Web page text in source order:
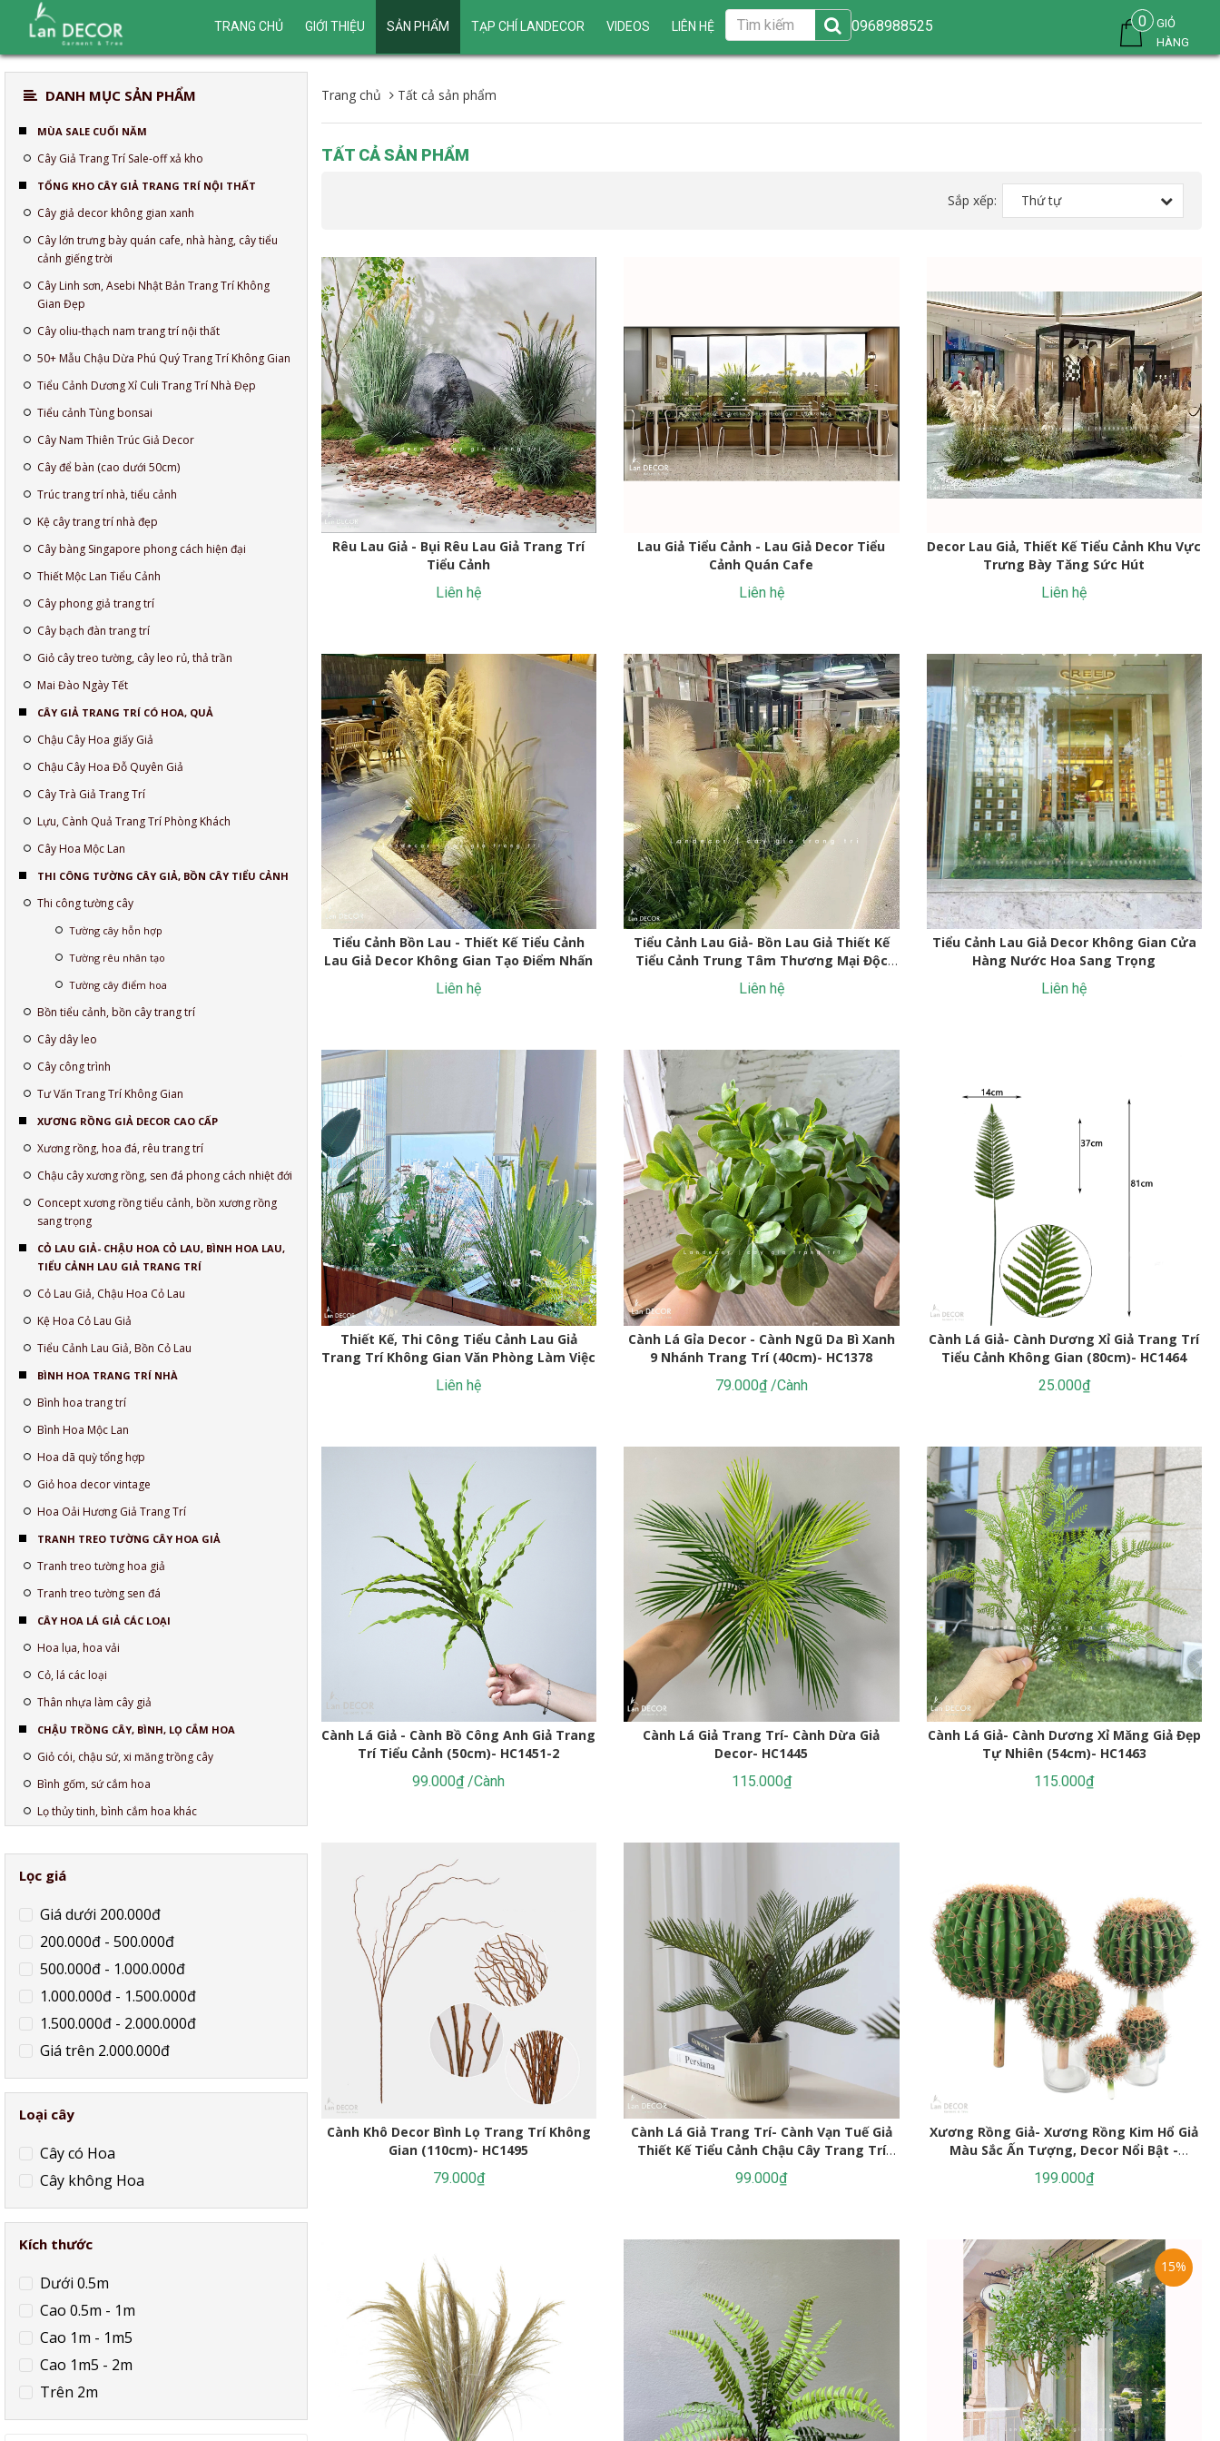
TRANG CHỦ GIỚI THIỆU SẢN PHẨM TẠP CHÍ LANDECOR VIDEOS LIÊN HỆ 0968988525 0
GIỎ
HÀNG
Trang chủ Tất cả sản phẩm
TẤT CẢ SẢN PHẨM
Sắp xếp: Thứ tự
Rêu Lau Giả - Bụi Rêu Lau Giả Trang Trí
Tiểu Cảnh
Liên hệ
Lau Giả Tiểu Cảnh - Lau Giả Decor Tiểu
Cảnh Quán Cafe
Liên hệ
Decor Lau Giả, Thiết Kế Tiểu Cảnh Khu Vực
Trưng Bày Tăng Sức Hút
Liên hệ
Tiểu Cảnh Bồn Lau - Thiết Kế Tiểu Cảnh
Lau Giả Decor Không Gian Tạo Điểm Nhấn
Liên hệ
Tiểu Cảnh Lau Giả- Bồn Lau Giả Thiết Kế
Tiểu Cảnh Trung Tâm Thương Mại Độc
Đáo
Liên hệ
Tiểu Cảnh Lau Giả Decor Không Gian Cửa
Hàng Nước Hoa Sang Trọng
Liên hệ
Thiết Kế, Thi Công Tiểu Cảnh Lau Giả
Trang Trí Không Gian Văn Phòng Làm Việc
Liên hệ
Cành Lá Gỉa Decor - Cành Ngũ Da Bì Xanh
9 Nhánh Trang Trí (40cm)- HC1378
79.000₫ /Cành
Cành Lá Giả- Cành Dương Xỉ Giả Trang Trí
Tiểu Cảnh Không Gian (80cm)- HC1464
25.000₫
Cành Lá Giả - Cành Bồ Công Anh Giả Trang
Trí Tiểu Cảnh (50cm)- HC1451-2
99.000₫ /Cành
Cành Lá Giả Trang Trí- Cành Dừa Giả
Decor- HC1445
115.000₫
Cành Lá Giả- Cành Dương Xỉ Măng Giả Đẹp
Tự Nhiên (54cm)- HC1463
115.000₫
Cành Khô Decor Bình Lọ Trang Trí Không
Gian (110cm)- HC1495
79.000₫
Cành Lá Giả Trang Trí- Cành Vạn Tuế Giả
Thiết Kế Tiểu Cảnh Chậu Cây Trang Trí
99.000₫
Xương Rồng Giả- Xương Rồng Kim Hổ Giả
Màu Sắc Ấn Tượng, Decor Nổi Bật -
199.000₫
15%
DANH MỤC SẢN PHẨM
MÙA SALE CUỐI NĂM
Cây Giả Trang Trí Sale-off xả kho
TỔNG KHO CÂY GIẢ TRANG TRÍ NỘI THẤT
Cây giả decor không gian xanh
Cây lớn trưng bày quán cafe, nhà hàng, cây tiểu
cảnh giếng trời
Cây Linh sơn, Asebi Nhật Bản Trang Trí Không
Gian Đẹp
Cây oliu-thạch nam trang trí nội thất
50+ Mẫu Chậu Dừa Phú Quý Trang Trí Không Gian
Tiểu Cảnh Dương Xỉ Culi Trang Trí Nhà Đẹp
Tiểu cảnh Tùng bonsai
Cây Nam Thiên Trúc Giả Decor
Cây để bàn (cao dưới 50cm)
Trúc trang trí nhà, tiểu cảnh
Kệ cây trang trí nhà đẹp
Cây bàng Singapore phong cách hiện đại
Thiết Mộc Lan Tiểu Cảnh
Cây phong giả trang trí
Cây bạch đàn trang trí
Giỏ cây treo tường, cây leo rủ, thả trần
Mai Đào Ngày Tết
CÂY GIẢ TRANG TRÍ CÓ HOA, QUẢ
Chậu Cây Hoa giấy Giả
Chậu Cây Hoa Đỗ Quyên Giả
Cây Trà Giả Trang Trí
Lựu, Cành Quả Trang Trí Phòng Khách
Cây Hoa Mộc Lan
THI CÔNG TƯỜNG CÂY GIẢ, BỒN CÂY TIỂU CẢNH
Thi công tường cây
Tường cây hỗn hợp
Tường rêu nhân tạo
Tường cây điểm hoa
Bồn tiểu cảnh, bồn cây trang trí
Cây dây leo
Cây công trình
Tư Vấn Trang Trí Không Gian
XƯƠNG RỒNG GIẢ DECOR CAO CẤP
Xương rồng, hoa đá, rêu trang trí
Chậu cây xương rồng, sen đá phong cách nhiệt đới
Concept xương rồng tiểu cảnh, bồn xương rồng
sang trọng
CỎ LAU GIẢ- CHẬU HOA CỎ LAU, BÌNH HOA LAU,
TIỂU CẢNH LAU GIẢ TRANG TRÍ
Cỏ Lau Giả, Chậu Hoa Cỏ Lau
Kệ Hoa Cỏ Lau Giả
Tiểu Cảnh Lau Giả, Bồn Cỏ Lau
BÌNH HOA TRANG TRÍ NHÀ
Bình hoa trang trí
Bình Hoa Mộc Lan
Hoa dã quỳ tổng hợp
Giỏ hoa decor vintage
Hoa Oải Hương Giả Trang Trí
TRANH TREO TƯỜNG CÂY HOA GIẢ
Tranh treo tường hoa giả
Tranh treo tường sen đá
CÂY HOA LÁ GIẢ CÁC LOẠI
Hoa lụa, hoa vải
Cỏ, lá các loại
Thân nhựa làm cây giả
CHẬU TRỒNG CÂY, BÌNH, LỌ CẮM HOA
Giỏ cói, chậu sứ, xi măng trồng cây
Bình gốm, sứ cắm hoa
Lọ thủy tinh, bình cắm hoa khác
Lọc giá
Giá dưới 200.000đ
200.000đ - 500.000đ
500.000đ - 1.000.000đ
1.000.000đ - 1.500.000đ
1.500.000đ - 2.000.000đ
Giá trên 2.000.000đ
Loại cây
Cây có Hoa
Cây không Hoa
Kích thước
Dưới 0.5m
Cao 0.5m - 1m
Cao 1m - 1m5
Cao 1m5 - 2m
Trên 2m